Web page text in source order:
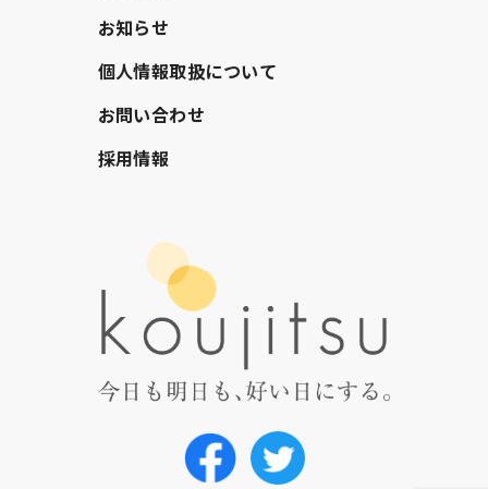
お知らせ
個人情報取扱について
お問い合わせ
採用情報